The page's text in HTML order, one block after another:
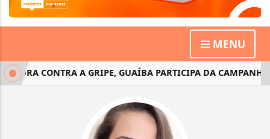
MENU
CONTRA A GRIPE, GUAÍBA PARTICIPA DA CAMPANHA